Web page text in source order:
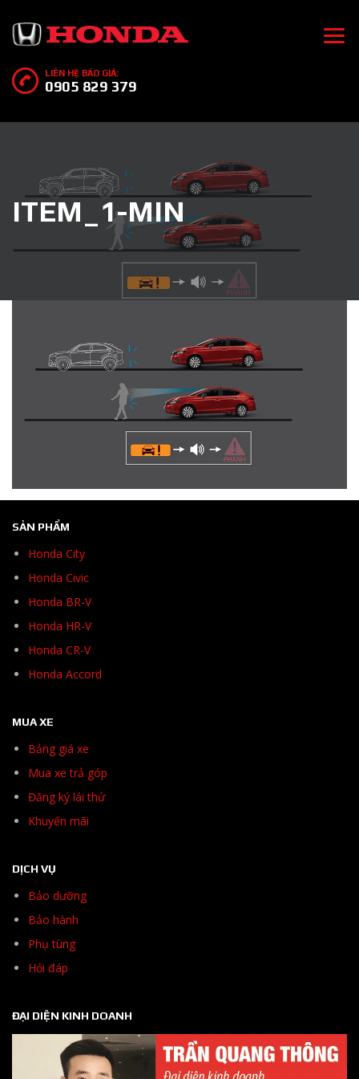
LIÊN HỆ BÁO GIÁ:
0905 829 379
ITEM_1-MIN
SẢN PHẨM
Honda City
Honda Civic
Honda BR-V
Honda HR-V
Honda CR-V
Honda Accord
MUA XE
Bảng giá xe
Mua xe trả góp
Đăng ký lái thử
Khuyến mãi
DỊCH VỤ
Bảo dưỡng
Bảo hành
Phụ tùng
Hỏi đáp
ĐẠI DIỆN KINH DOANH